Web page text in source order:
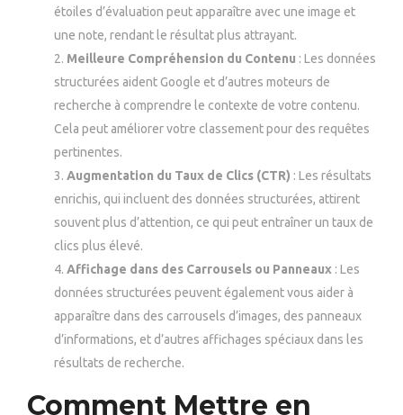
étoiles d’évaluation peut apparaître avec une image et
une note, rendant le résultat plus attrayant.
Meilleure Compréhension du Contenu : Les données
structurées aident Google et d’autres moteurs de
recherche à comprendre le contexte de votre contenu.
Cela peut améliorer votre classement pour des requêtes
pertinentes.
Augmentation du Taux de Clics (CTR) : Les résultats
enrichis, qui incluent des données structurées, attirent
souvent plus d’attention, ce qui peut entraîner un taux de
clics plus élevé.
Affichage dans des Carrousels ou Panneaux : Les
données structurées peuvent également vous aider à
apparaître dans des carrousels d’images, des panneaux
d’informations, et d’autres affichages spéciaux dans les
résultats de recherche.
Comment Mettre en